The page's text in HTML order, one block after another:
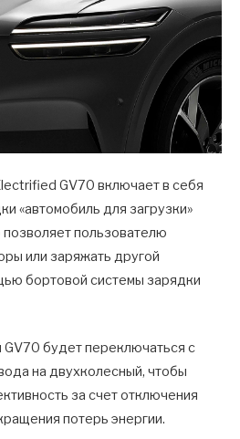
GV70 включает в себя
«автомобиль для загрузки»
пользователю
или заряжать другой
бортовой системы зарядки
GV70 будет переключаться с
на двухколесный, чтобы
за счет отключения
потерь энергии.